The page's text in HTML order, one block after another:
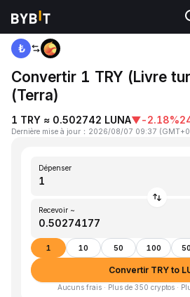
Accueil
Convertir 1 TRY (Livre
(Terra)
1 TRY ≈ 0.502742 LUNA▼-2.18%
Dernière mise à jour ： 2026/08/07 09:37 (GMT+0
Dépenser
Recevoir ~
1 10 50 100
Convertir TRY to
Aucuns frais · Plus de 350 cryptos ·